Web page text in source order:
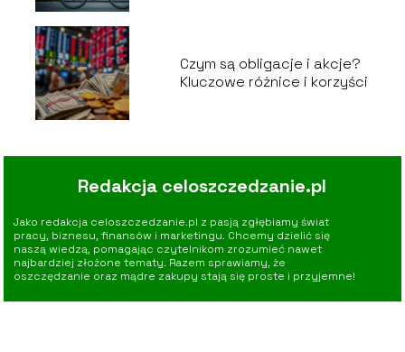
Czym są obligacje i akcje?
Kluczowe różnice i korzyści
Redakcja celoszczedzanie.pl
Jako redakcja celoszczedzanie.pl z pasją zgłębiamy świat
pracy, biznesu, finansów i marketingu. Chcemy dzielić się
naszą wiedzą, pomagając czytelnikom zrozumieć nawet
najbardziej złożone tematy. Razem sprawiamy, że
oszczędzanie oraz mądre zakupy stają się proste i przyjemne!